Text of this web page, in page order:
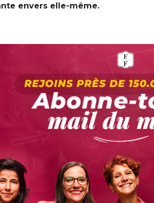
envers elle-même.